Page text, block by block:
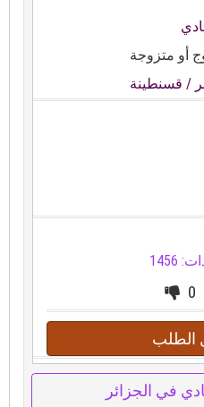
أو متزوجة
/ قسنطينة
0
الطلب
في الجزائر